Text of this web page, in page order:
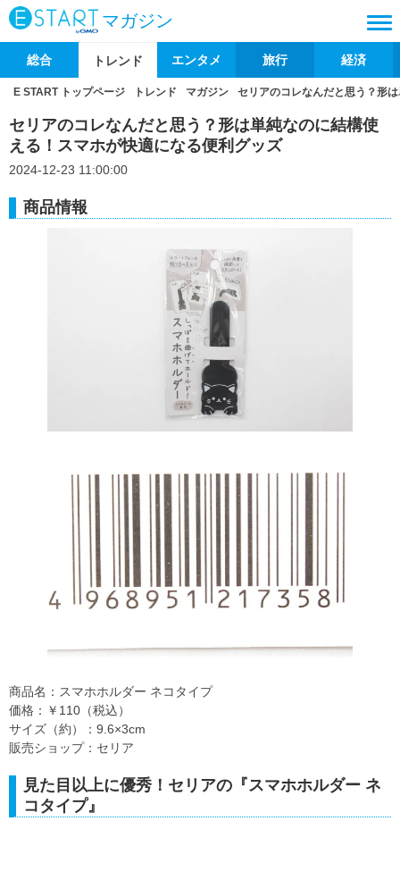
マガジン
総合 トレンド エンタメ 旅行 経済
E START トップページ トレンド マガジン セリアのコレなんだと思う？形
セリアのコレなんだと思う？形は単純なのに結構使
える！スマホが快適になる便利グッズ
2024-12-23 11:00:00
商品情報
商品名：スマホホルダー ネコタイプ
価格：￥110（税込）
サイズ（約）：9.6×3cm
販売ショップ：セリア
見た目以上に優秀！セリアの『スマホホルダー ネ
コタイプ』